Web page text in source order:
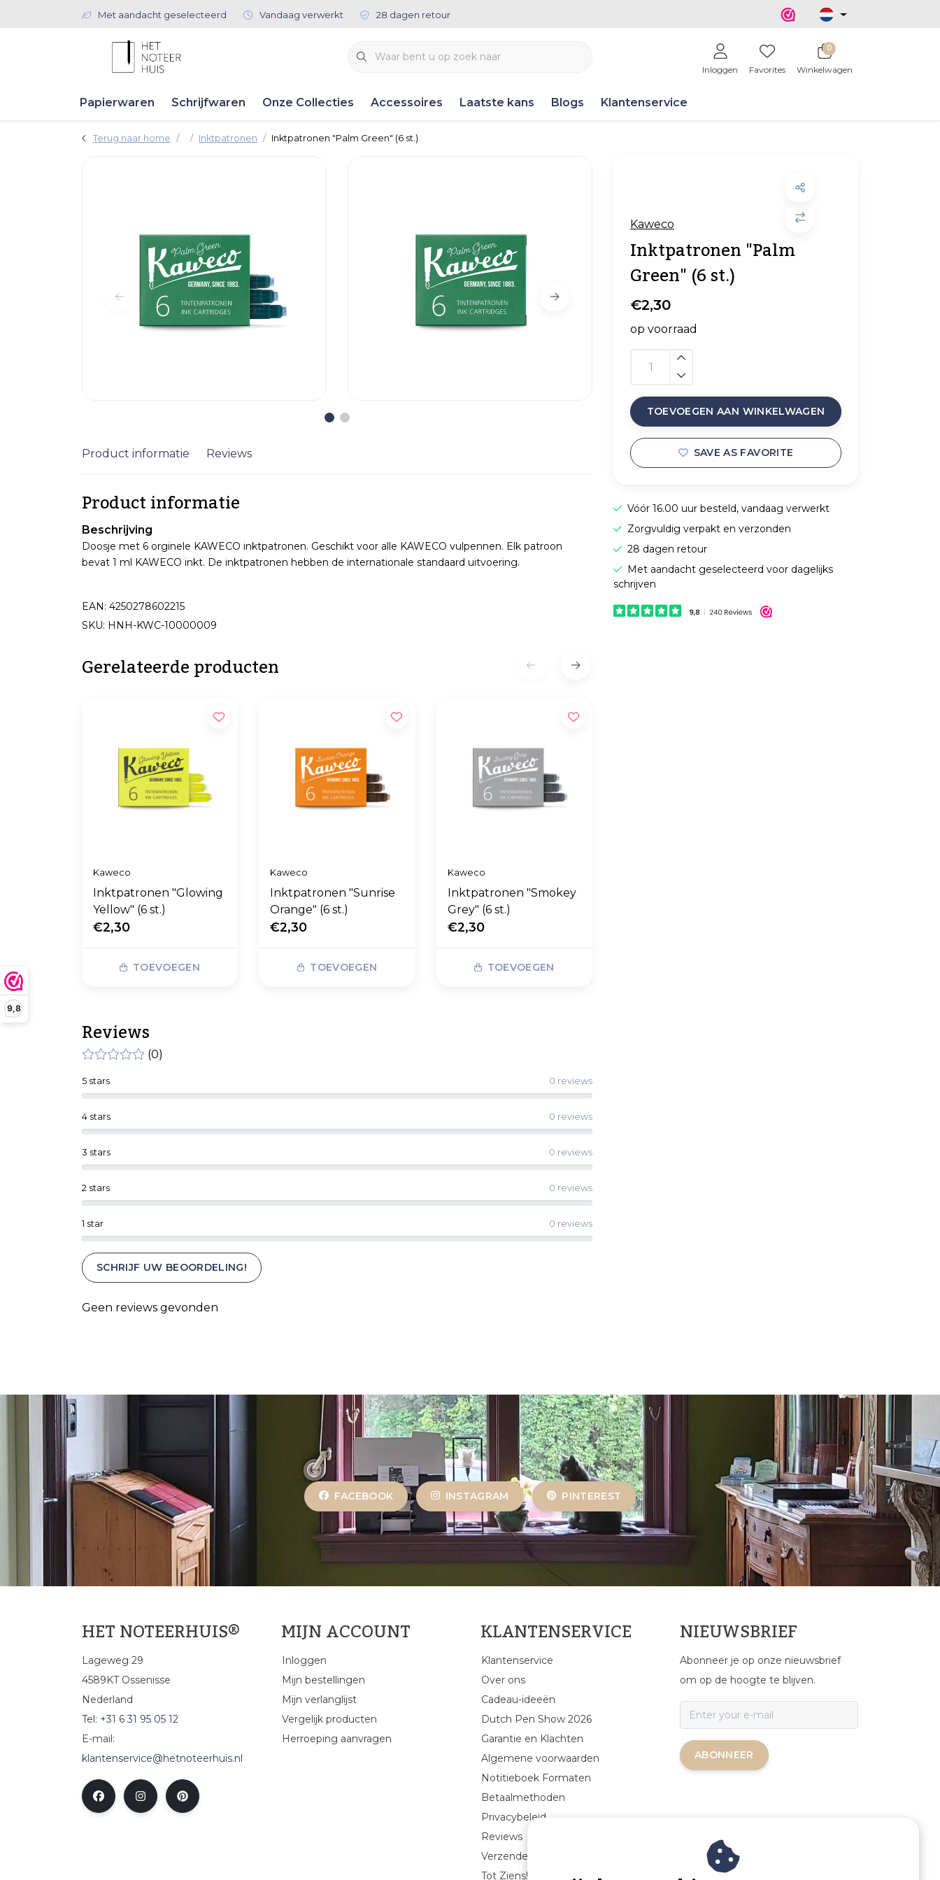
9,8
Met aandacht geselecteerd Vandaag verwerkt 28 dagen retour
Inloggen Favorites
0
Winkelwagen
Papierwaren Schrijfwaren Onze Collecties Accessoires Laatste kans Blogs Klantenservice
Terug naar home Inktpatronen Inktpatronen "Palm Green" (6 st.)
Kaweco
Inktpatronen "Palm
Green" (6 st.)
€2,30
op voorraad
TOEVOEGEN AAN WINKELWAGEN
SAVE AS FAVORITE
Vóór 16.00 uur besteld, vandaag verwerkt
Zorgvuldig verpakt en verzonden
28 dagen retour
Met aandacht geselecteerd voor dagelijks
schrijven
Product informatie Reviews
Product informatie
Beschrijving
Doosje met 6 orginele KAWECO inktpatronen. Geschikt voor alle KAWECO vulpennen. Elk patroon
bevat 1 ml KAWECO inkt. De inktpatronen hebben de internationale standaard uitvoering.
EAN: 4250278602215
SKU: HNH-KWC-10000009
Gerelateerde producten
Kaweco
Inktpatronen "Glowing
Yellow" (6 st.)
€2,30
TOEVOEGEN
Kaweco
Inktpatronen "Sunrise
Orange" (6 st.)
€2,30
TOEVOEGEN
Kaweco
Inktpatronen "Smokey
Grey" (6 st.)
€2,30
TOEVOEGEN
Reviews
(0)
1 star 0 reviews
2 stars 0 reviews
3 stars 0 reviews
4 stars 0 reviews
5 stars 0 reviews
SCHRIJF UW BEOORDELING!
Geen reviews gevonden
FACEBOOK INSTAGRAM PINTEREST
HET NOTEERHUIS®
Lageweg 29
4589KT Ossenisse
Nederland
Tel: +31 6 31 95 05 12
E-mail:
klantenservice@hetnoteerhuis.nl
MIJN ACCOUNT
Inloggen
Mijn bestellingen
Mijn verlanglijst
Vergelijk producten
Herroeping aanvragen
KLANTENSERVICE
Klantenservice
Over ons
Cadeau-ideeën
Dutch Pen Show 2026
Garantie en Klachten
Algemene voorwaarden
Notitieboek Formaten
Betaalmethoden
Privacybeleid
Reviews
Verzenden & retourneren
Tot Ziens!
NIEUWSBRIEF
Abonneer je op onze nieuwsbrief
om op de hoogte te blijven.
ABONNEER